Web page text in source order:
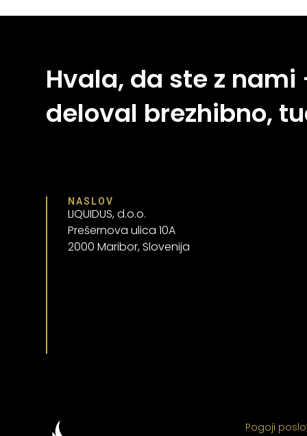
Hvala, da ste z
deloval brezhibno,
NASLOV
LIQUIDUS, d.o.o.
Prešernova ulica 10A
2000 Maribor, Slovenija
Pogoji